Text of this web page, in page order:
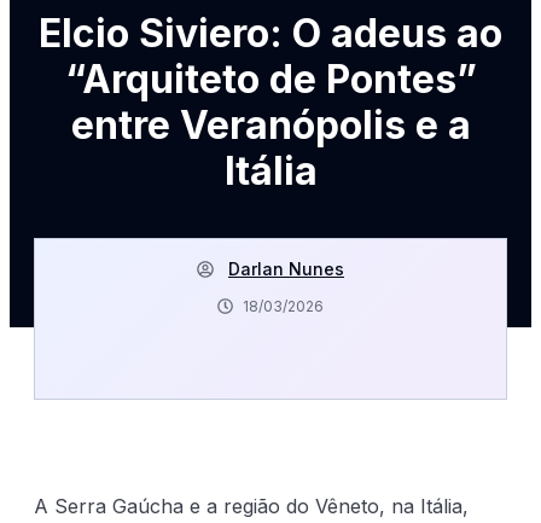
Elcio Siviero: O adeus ao
“Arquiteto de Pontes”
entre Veranópolis e a
Itália
Darlan Nunes
18/03/2026
A Serra Gaúcha e a região do Vêneto, na Itália,